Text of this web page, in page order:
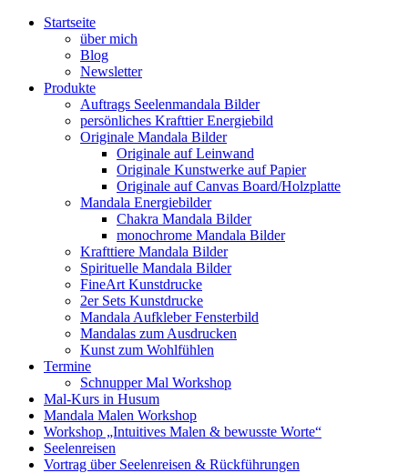
Startseite
über mich
Blog
Newsletter
Produkte
Auftrags Seelenmandala Bilder
persönliches Krafttier Energiebild
Originale Mandala Bilder
Originale auf Leinwand
Originale Kunstwerke auf Papier
Originale auf Canvas Board/Holzplatte
Mandala Energiebilder
Chakra Mandala Bilder
monochrome Mandala Bilder
Krafttiere Mandala Bilder
Spirituelle Mandala Bilder
FineArt Kunstdrucke
2er Sets Kunstdrucke
Mandala Aufkleber Fensterbild
Mandalas zum Ausdrucken
Kunst zum Wohlfühlen
Termine
Schnupper Mal Workshop
Mal-Kurs in Husum
Mandala Malen Workshop
Workshop „Intuitives Malen & bewusste Worte“
Seelenreisen
Vortrag über Seelenreisen & Rückführungen